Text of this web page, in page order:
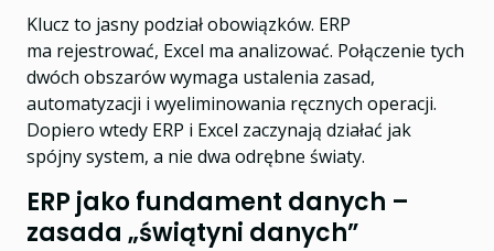
Klucz to jasny podział obowiązków. ERP
ma rejestrować, Excel ma analizować. Połączenie tych
dwóch obszarów wymaga ustalenia zasad,
automatyzacji i wyeliminowania ręcznych operacji.
Dopiero wtedy ERP i Excel zaczynają działać jak
spójny system, a nie dwa odrębne światy.
ERP jako fundament danych –
zasada „świątyni danych”